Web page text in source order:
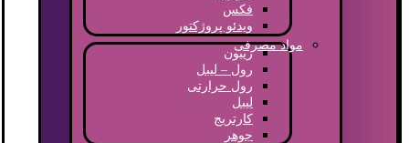
فکس
ویدئو پروژکتور
مواد مصرفی
ریبون
رول – لیبل
رول حرارتی
لیبل
کارتریج
جوهر